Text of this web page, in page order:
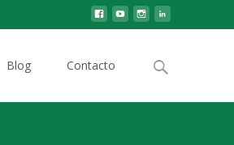
Blog Contacto